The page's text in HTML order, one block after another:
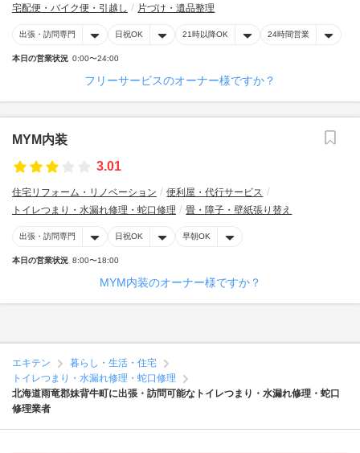
宅配便・バイク便・引越し
片づけ・遺品整理
出張・訪問専門 日祝OK 21時以降OK 24時間営業
本日の営業状況 0:00〜24:00
フリーサービスのオーナー様ですか？
MYM内装
3.01
住宅リフォーム・リノベーション
便利屋・代行サービス
トイレつまり・水漏れ修理・蛇口修理
畳・障子・壁紙張り替え
出張・訪問専門 日祝OK 早朝OK
本日の営業状況 8:00〜18:00
MYM内装のオーナー様ですか？
エキテン
暮らし・生活・住宅
トイレつまり・水漏れ修理・蛇口修理
北海道雨竜郡妹背牛町に出張・訪問可能なトイレつまり・水漏れ修理・蛇口
修理業者